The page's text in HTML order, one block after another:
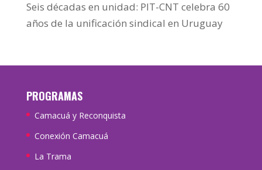
Seis décadas en unidad: PIT-CNT celebra 60
años de la unificación sindical en Uruguay
PROGRAMAS
Camacuá y Reconquista
Conexión Camacuá
La Trama